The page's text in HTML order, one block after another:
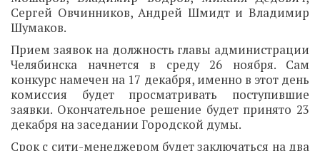
Сергей Овчинников, Андрей Шмидт и Владимир
Шумаков.
Прием заявок на должность главы администрации
Челябинска начнется в среду 26 ноября. Сам
конкурс намечен на 17 декабря, именно в этот день
комиссия будет просматривать поступившие
заявки. Окончательное решение будет принято 23
декабря на заседании Городской думы.
Срок с сити-менеджером будет заключаться на два